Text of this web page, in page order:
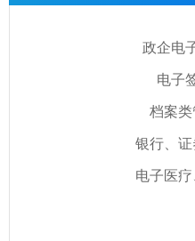
政企电
电子
档案
银行、
电子医